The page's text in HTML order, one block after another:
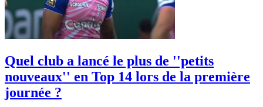
Quel club a lancé le plus de ''petits
nouveaux'' en Top 14 lors de la première
journée ?